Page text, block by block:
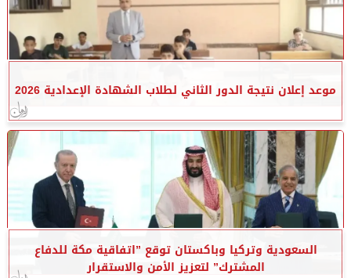
موعد إعلان نتيجة الدور الثاني لطلاب الشهادة الإعدادية 2026
السعودية وتركيا وباكستان توقع ”اتفاقية مكة للدفاع
المشترك” لتعزيز الأمن والاستقرار